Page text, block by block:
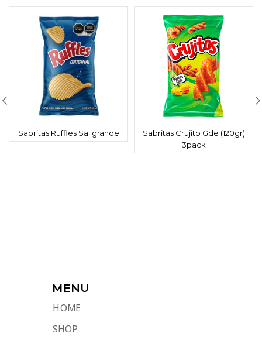
Sabritas Ruffles Sal grande
Sabritas Crujito Gde (120gr)
3pack
MENU
HOME
SHOP